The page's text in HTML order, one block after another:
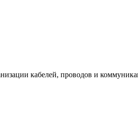
кабелей, проводов и